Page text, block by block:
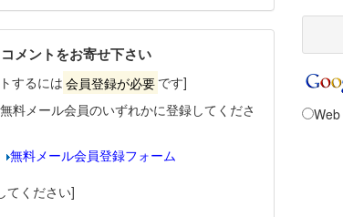
メントをお寄せ下さい
するには 会員登録が必要 です]
料メール会員のいずれかに登録してくださ
無料メール会員登録フォーム
てください]
Web